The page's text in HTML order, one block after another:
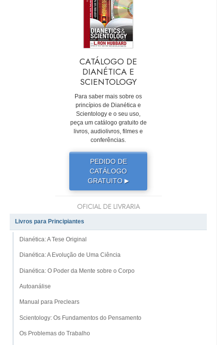
CATÁLOGO DE
DIANÉTICA E
SCIENTOLOGY
Para saber mais sobre os
princípios de Dianética e
Scientology e o seu uso,
peça um catálogo gratuito de
livros, audiolivros, filmes e
conferências.
PEDIDO DE
CATÁLOGO
GRATUITO ▶
OFICIAL DE LIVRARIA
Livros para Principiantes
Dianética: A Tese Original
Dianética: A Evolução de Uma Ciência
Dianética: O Poder da Mente sobre o Corpo
Autoanálise
Manual para Preclears
Scientology: Os Fundamentos do Pensamento
Os Problemas do Trabalho